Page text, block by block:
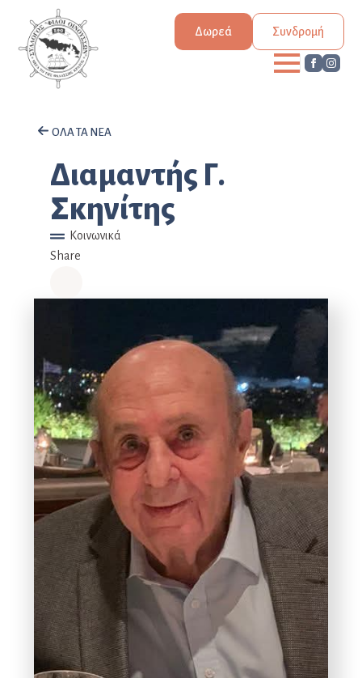
Δωρεά Συνδρομή
ΟΛΑ ΤΑ ΝΕΑ
Διαμαντής Γ.
Σκηνίτης
Κοινωνικά
Share